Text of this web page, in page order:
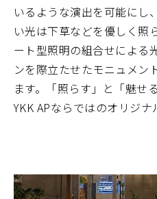
いるような演出を可能にし
い光は下草などを優しく照
ート型照明の組合せによる
ンを際立たせたモニュメン
ます。「照らす」と「魅せ
YKK APならではのオリジナ